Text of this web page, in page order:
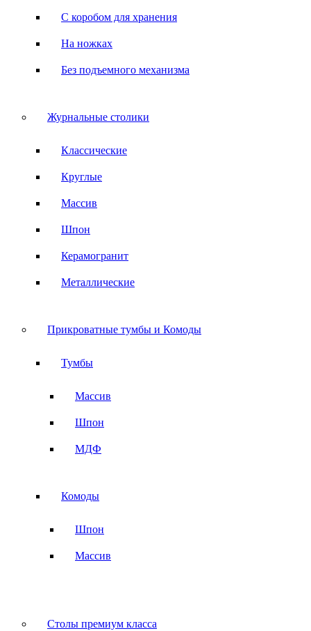
С коробом для хранения
На ножках
Без подъемного механизма
Журнальные столики
Классические
Круглые
Массив
Шпон
Керамогранит
Металлические
Прикроватные тумбы и Комоды
Тумбы
Массив
Шпон
МДФ
Комоды
Шпон
Массив
Столы премиум класса